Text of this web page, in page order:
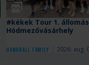
Galéria
Handball Family 2026. aug.
#kékek Tour 1.
Hódmezővásárhely